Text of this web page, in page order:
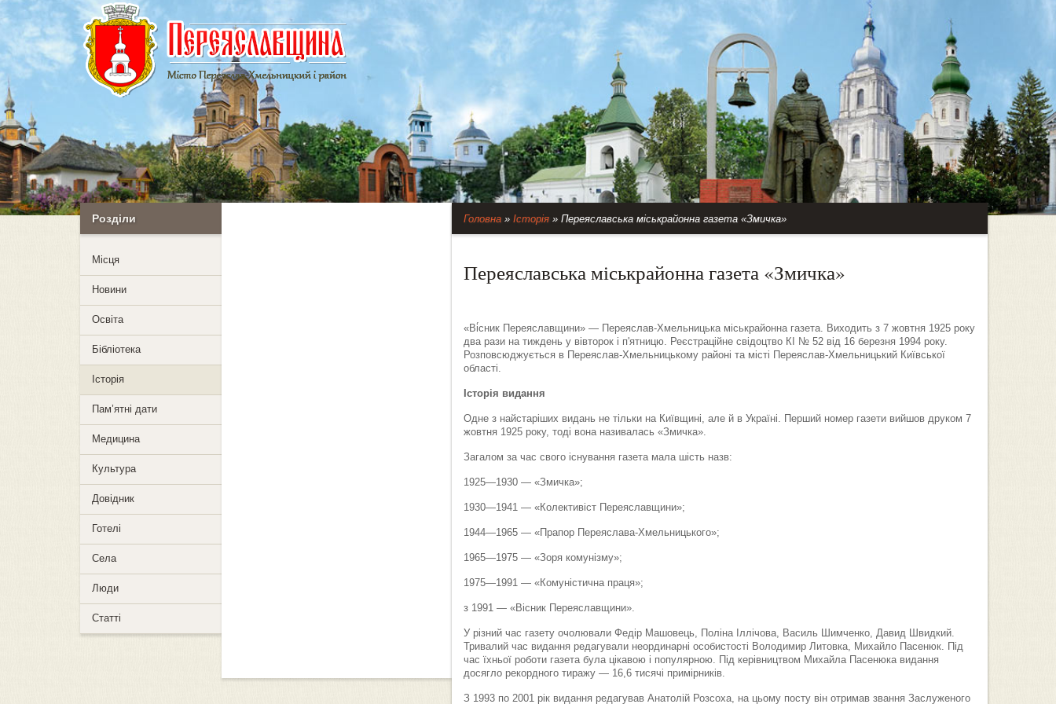
Розділи
Mісця
Новини
Освіта
Бібліотека
Історія
Пам’ятні дати
Медицина
Культура
Довідник
Готелі
Села
Люди
Статті
Головна» Історія» Переяславська міськрайонна газета «Змичка»
Переяславська міськрайонна газета «Змичка»
«Ві́сник Переяславщини» — Переяслав-Хмельницька міськрайонна газета. Виходить з 7 жовтня 1925 року
два рази на тиждень у вівторок і п'ятницю. Реєстраційне свідоцтво КІ № 52 від 16 березня 1994 року.
Розповсюджується в Переяслав-Хмельницькому районі та місті Переяслав-Хмельницький Київської
області.
Історія видання
Одне з найстаріших видань не тільки на Київщині, але й в Україні. Перший номер газети вийшов друком 7
жовтня 1925 року, тоді вона називалась «Змичка».
Загалом за час свого існування газета мала шість назв:
1925—1930 — «Змичка»;
1930—1941 — «Колективіст Переяславщини»;
1944—1965 — «Прапор Переяслава-Хмельницького»;
1965—1975 — «Зоря комунізму»;
1975—1991 — «Комуністична праця»;
з 1991 — «Вісник Переяславщини».
У різний час газету очолювали Федір Машовець, Поліна Іллічова, Василь Шимченко, Давид Швидкий.
Тривалий час видання редагували неординарні особистості Володимир Литовка, Михайло Пасенюк. Під
час їхньої роботи газета була цікавою і популярною. Під керівництвом Михайла Пасенюка видання
досягло рекордного тиражу — 16,6 тисячі примірників.
З 1993 по 2001 рік видання редагував Анатолій Розсоха, на цьому посту він отримав звання Заслуженого